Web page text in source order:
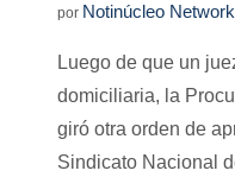
por Notinúcleo
Luego de que un
domiciliaria, la
giró otra orden de
Sindicato Nacional